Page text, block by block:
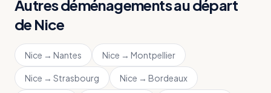
Autres déménagements au départ
de Nice
Nice → Nantes Nice → Montpellier
Nice → Strasbourg Nice → Bordeaux